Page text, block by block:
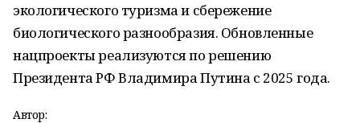
экологического туризма и сбережение
биологического разнообразия. Обновленные
нацпроекты реализуются по решению
Президента РФ Владимира Путина с 2025 года.
Автор: